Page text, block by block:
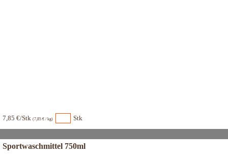
7,85 €/Stk (7,85 € / kg) Stk
Sportwaschmittel 750ml